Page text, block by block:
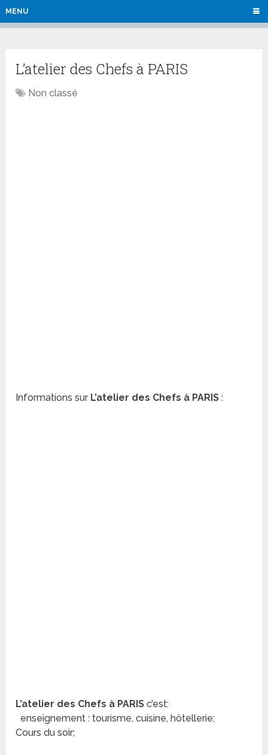
MENU
L’atelier des Chefs à PARIS
Non classé
Informations sur L’atelier des Chefs à PARIS :
L’atelier des Chefs à PARIS c’est:
enseignement : tourisme, cuisine, hôtellerie;
Cours du soir;